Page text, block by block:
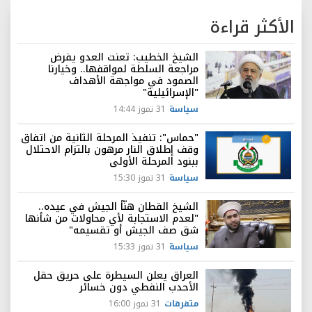
الأكثر قراءة
الشيخ الخطيب: تعنت العدو يفرض
مراجعة السلطة لمواقفها.. وخيارنا
الصمود في مواجهة الأهداف
"الإسرائيلية"
سياسة 31 تموز 14:44
"حماس": تنفيذ المرحلة الثانية من اتفاق
وقف إطلاق النار مرهون بالتزام الاحتلال
ببنود المرحلة الأولى
سياسة 31 تموز 15:30
الشيخ القطان هنّأ الجيش في عيده..
"لعدم الاستجابة لأي محاولات من شأنها
شق صف الجيش أو تقسيمه"
سياسة 31 تموز 15:33
العراق يعلن السيطرة على حريق حقل
الأحدب النفطي دون خسائر
متفرقات 31 تموز 16:00